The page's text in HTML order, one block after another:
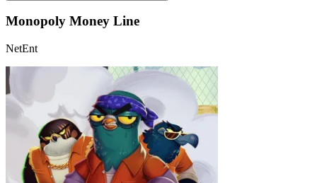
Monopoly Money Line
NetEnt